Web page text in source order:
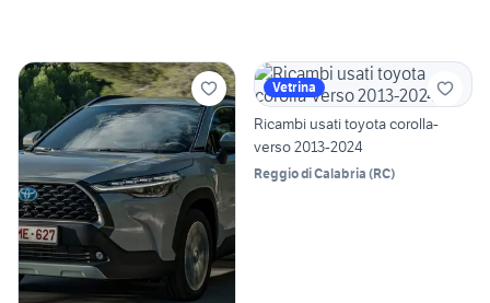
Vetrina
Ricambi usati toyota corolla-
verso 2013-2024
Reggio di Calabria (RC)